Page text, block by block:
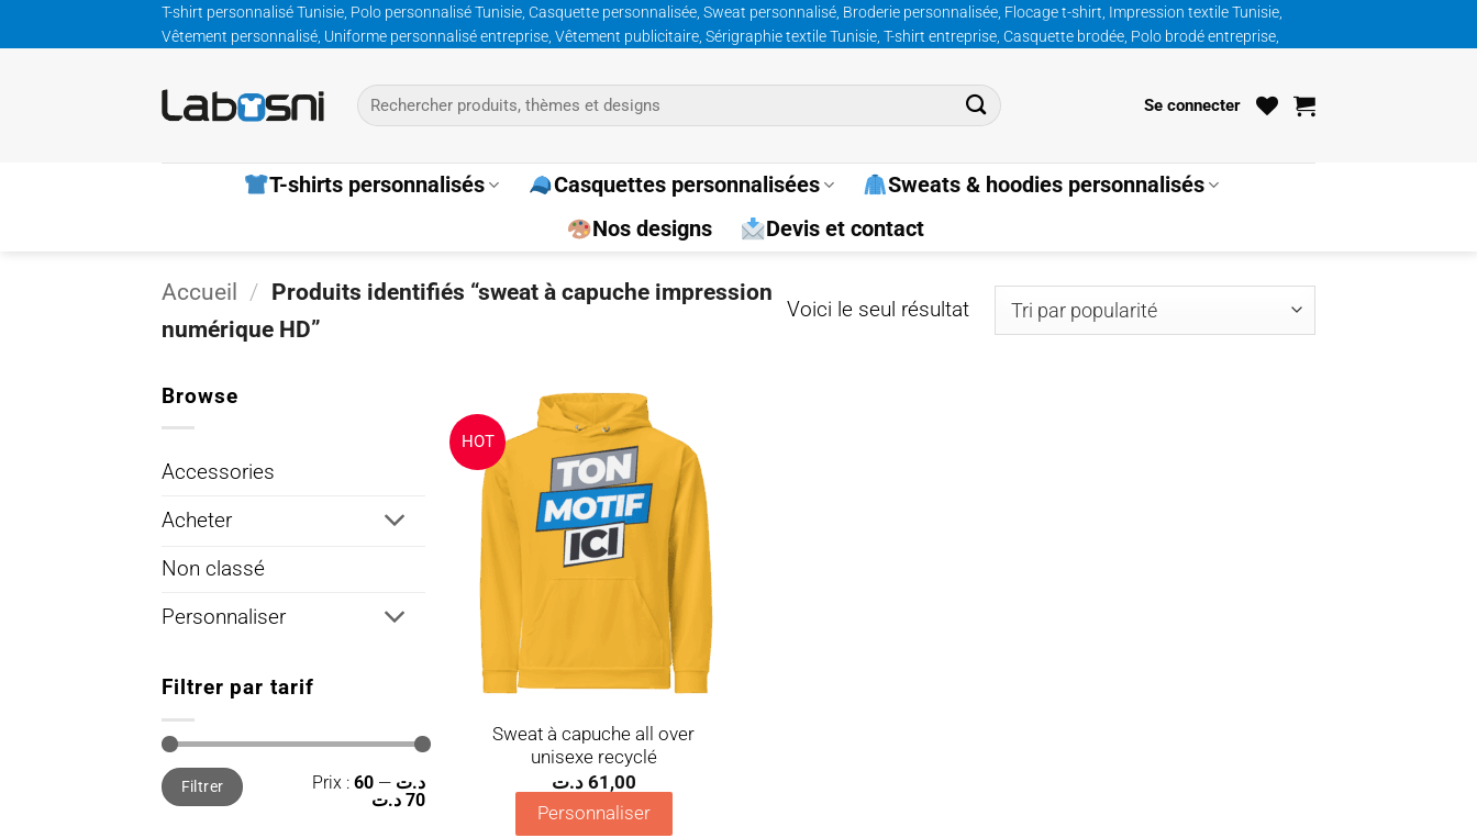
au
T-shirt personnalisé Tunisie, Polo personnalisé Tunisie, Casquette personnalisée, Sweat personnalisé, Broderie personnalisée, Flocage t-shirt, Impression textile Tunisie,
Vêtement personnalisé, Uniforme personnalisé entreprise, Vêtement publicitaire, Sérigraphie textile Tunisie, T-shirt entreprise, Casquette brodée, Polo brodé entreprise,
Recherche
pour :
Se connecter
T-shirts personnalisés Casquettes personnalisées
Sweats & hoodies personnalisés
Nos designs
Devis et contact
Accueil / Produits identifiés “sweat à capuche impression
numérique HD”
Voici le seul résultat
Browse
Accessories
Acheter
Non classé
Personnaliser
Filtrer par tarif
Prix
min
Prix
maxFiltrer Prix : 60 د.ت —
70 د.ت
HOT
Ajouter
à la
wishlist
Sweat à capuche all over
unisexe recyclé
61,00 د.ت
Personnaliser